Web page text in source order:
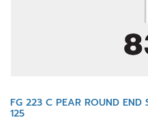
FG 223 C PEAR ROUND
125